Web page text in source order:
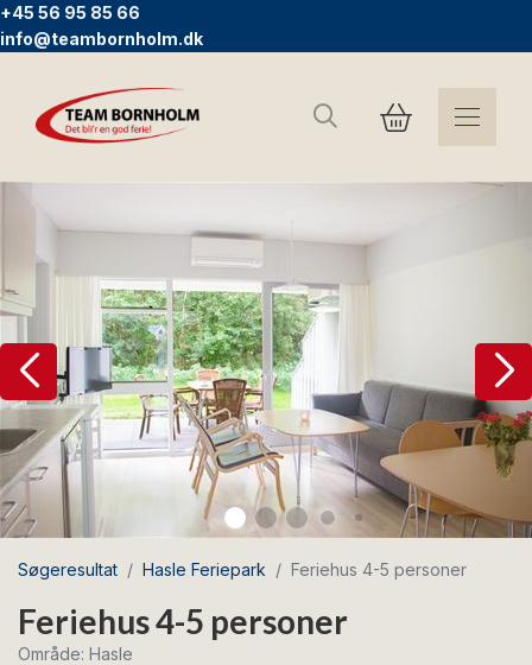
+45 56 95 85 66
info@teambornholm.dk
Søg
Søgeresultat Hasle Feriepark Feriehus 4-5 personer
Feriehus 4-5 personer
Område: Hasle